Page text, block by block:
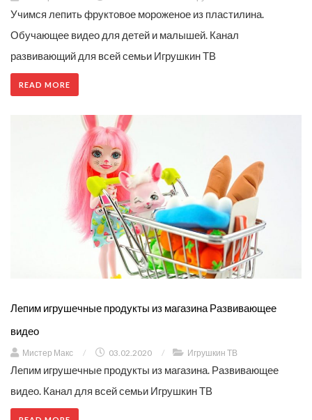
Учимся лепить фруктовое мороженое из пластилина.
Обучающее видео для детей и малышей. Канал
развивающий для всей семьи Игрушкин ТВ
READ MORE
Лепим игрушечные продукты из магазина Развивающее
видео
Мистер Макс / 03.02.2020 / Игрушкин ТВ
Лепим игрушечные продукты из магазина. Развивающее
видео. Канал для всей семьи Игрушкин ТВ